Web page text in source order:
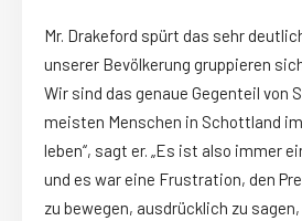
Mr. Drakeford spürt das sehr
unserer Bevölkerung gruppieren
Wir sind das genaue Gegenteil von
meisten Menschen in Schottland
leben“, sagt er. „Es ist also immer
und es war eine Frustration, den
zu bewegen, ausdrücklich zu